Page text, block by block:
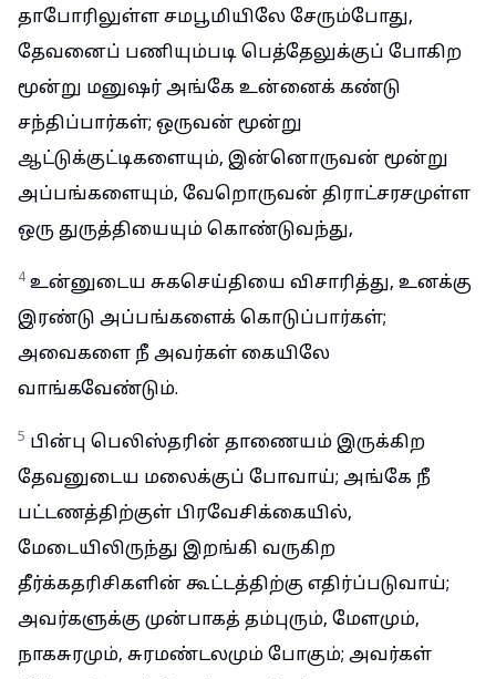
தாபோரிலுள்ள சமபூமியிலே சேரும்போது,
தேவனைப் பணியும்படி பெத்தேலுக்குப் போகிற
மூன்று மனுஷர் அங்கே உன்னைக் கண்டு
சந்திப்பார்கள்; ஒருவன் மூன்று
ஆட்டுக்குட்டிகளையும், இன்னொருவன் மூன்று
அப்பங்களையும், வேறொருவன் திராட்சரசமுள்ள
ஒரு துருத்தியையும் கொண்டுவந்து,
4 உன்னுடைய சுகசெய்தியை விசாரித்து, உனக்கு
இரண்டு அப்பங்களைக் கொடுப்பார்கள்;
அவைகளை நீ அவர்கள் கையிலே
வாங்கவேண்டும்.
5 பின்பு பெலிஸ்தரின் தாணையம் இருக்கிற
தேவனுடைய மலைக்குப் போவாய்; அங்கே நீ
பட்டணத்திற்குள் பிரவேசிக்கையில்,
மேடையிலிருந்து இறங்கி வருகிற
தீர்க்கதரிசிகளின் கூட்டத்திற்கு எதிர்ப்படுவாய்;
அவர்களுக்கு முன்பாகத் தம்புரும், மேளமும்,
நாகசுரமும், சுரமண்டலமும் போகும்; அவர்கள்